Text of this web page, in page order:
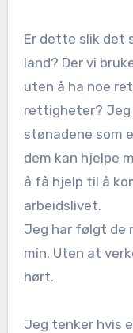
Er dette slik det
land? Der vi
uten å ha noe
rettigheter? Jeg
stønadene som
dem kan hjelpe
å få hjelp til å
arbeidslivet.
Jeg har følgt de
min. Uten at
hørt.
Jeg tenker hvis